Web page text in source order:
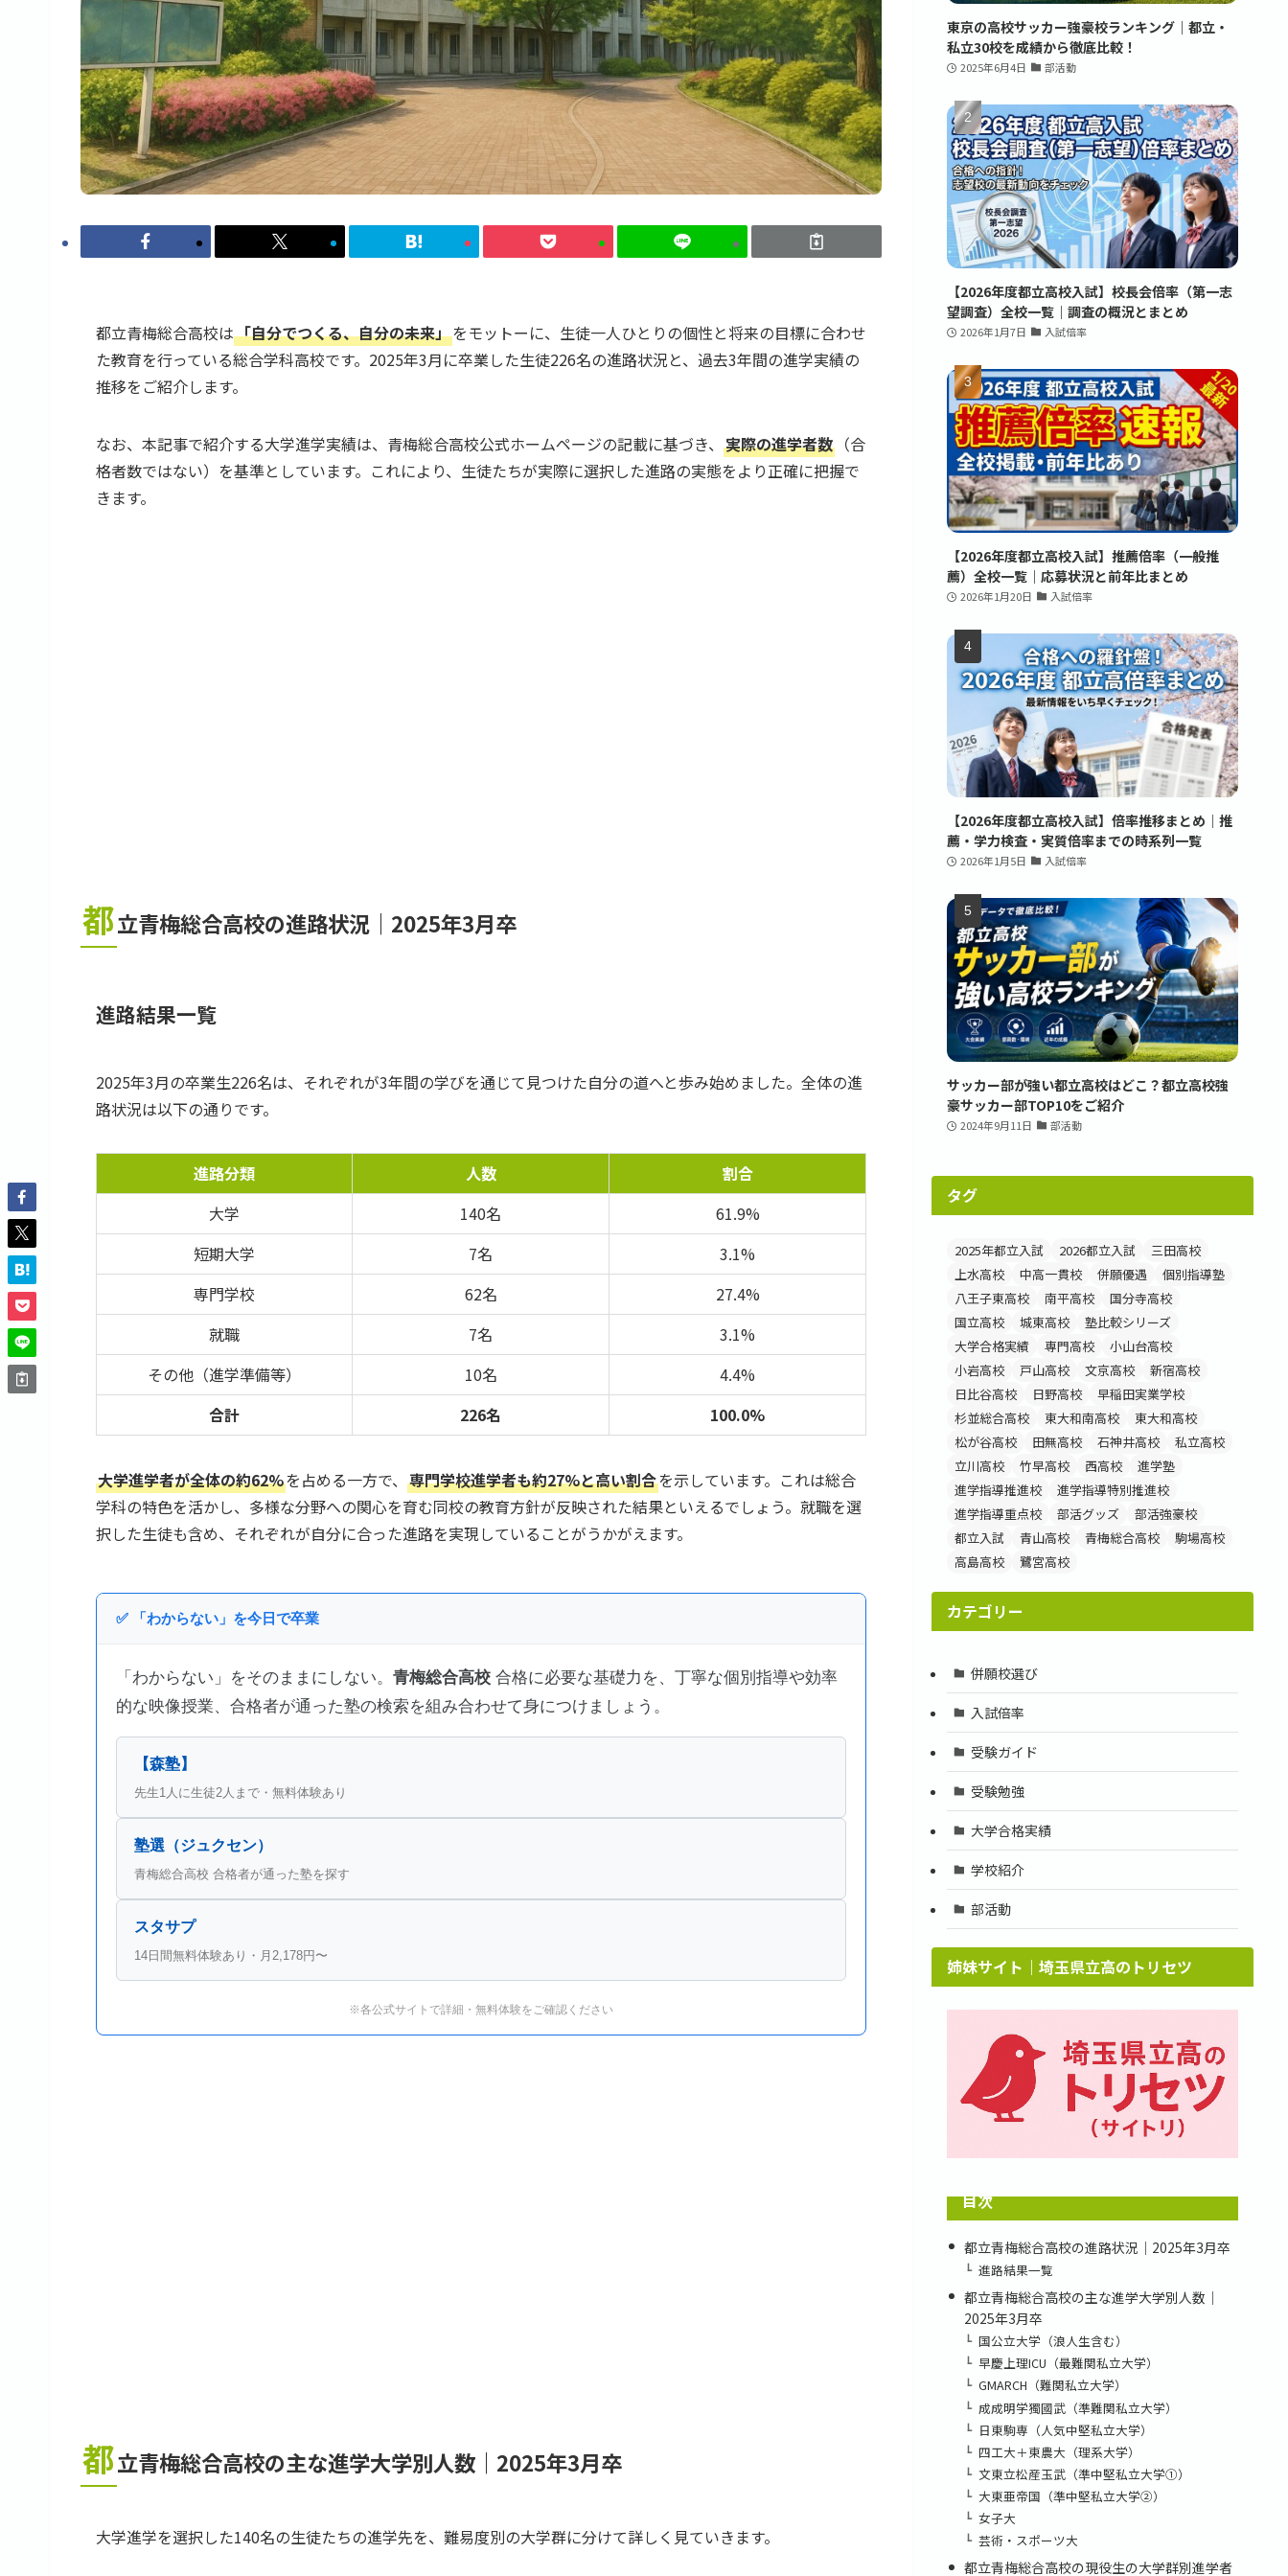
都立青梅総合高校は「自分でつくる、自分の未来」をモットーに、生徒一人ひとりの個性と将来の目標に合わせ
た教育を行っている総合学科高校です。2025年3月に卒業した生徒226名の進路状況と、過去3年間の進学実績の
推移をご紹介します。
なお、本記事で紹介する大学進学実績は、青梅総合高校公式ホームページの記載に基づき、 実際の進学者数 （合
格者数ではない）を基準としています。これにより、生徒たちが実際に選択した進路の実態をより正確に把握で
きます。
都立青梅総合高校の進路状況｜2025年3月卒
進路結果一覧
2025年3月の卒業生226名は、それぞれが3年間の学びを通じて見つけた自分の道へと歩み始めました。全体の進
路状況は以下の通りです。
進路分類 人数
割合
大学
140名
61.9%
短期大学
7名
3.1%
専門学校
62名
27.4%
就職
7名
3.1%
その他（進学準備等）
10名
4.4%
合計
226名 100.0%
大学進学者が全体の約62%を占める一方で、 専門学校進学者も約27%と高い割合を示しています。これは総合
学科の特色を活かし、多様な分野への関心を育む同校の教育方針が反映された結果といえるでしょう。就職を選
択した生徒も含め、それぞれが自分に合った進路を実現していることがうかがえます。
✅ 「わからない」を今日で卒業
「わからない」をそのままにしない。 青梅総合高校 合格に必要な基礎力を、丁寧な個別指導や効率
的な映像授業、合格者が通った塾の検索を組み合わせて身につけましょう。
【森塾】
先生1人に生徒2人まで・無料体験あり
塾選（ジュクセン）
青梅総合高校 合格者が通った塾を探す
スタサプ
14日間無料体験あり・月2,178円〜
※各公式サイトで詳細・無料体験をご確認ください
都立青梅総合高校の主な進学大学別人数｜2025年3月卒
大学進学を選択した140名の生徒たちの進学先を、難易度別の大学群に分けて詳しく見ていきます。
東京の高校サッカー強豪校ランキング｜都立・
私立30校を成績から徹底比較！
2025年6月4日 部活動
【2026年度都立高校入試】校長会倍率（第一志
望調査）全校一覧｜調査の概況とまとめ
2026年1月7日 入試倍率
【2026年度都立高校入試】推薦倍率（一般推
薦）全校一覧｜応募状況と前年比まとめ
2026年1月20日 入試倍率
【2026年度都立高校入試】倍率推移まとめ｜推
薦・学力検査・実質倍率までの時系列一覧
2026年1月5日 入試倍率
サッカー部が強い都立高校はどこ？都立高校強
豪サッカー部TOP10をご紹介
2024年9月11日 部活動
タグ
2025年都立入試 2026都立入試
三田高校
上水高校
中高一貫校 併願優遇
個別指導塾
八王子東高校
南平高校
国分寺高校
国立高校
城東高校
塾比較シリーズ
大学合格実績
専門高校
小山台高校
小岩高校
戸山高校 文京高校
新宿高校
日比谷高校
日野高校
早稲田実業学校
杉並総合高校
東大和南高校
東大和高校
松が谷高校
田無高校 石神井高校
私立高校
立川高校
竹早高校 西高校
進学塾
進学指導推進校
進学指導特別推進校
進学指導重点校
部活グッズ
部活強豪校
都立入試
青山高校 青梅総合高校
駒場高校
高島高校
鷺宮高校
カテゴリー
併願校選び
入試倍率
受験ガイド
受験勉強
大学合格実績
学校紹介
部活動
姉妹サイト｜埼玉県立高のトリセツ
目次
都立青梅総合高校の進路状況｜2025年3月卒
進路結果一覧
都立青梅総合高校の主な進学大学別人数｜
2025年3月卒
国公立大学（浪人生含む）
早慶上理ICU（最難関私立大学）
GMARCH（難関私立大学）
成成明学獨國武（準難関私立大学）
日東駒専（人気中堅私立大学）
四工大＋東農大（理系大学）
文東立松産玉武（準中堅私立大学①）
大東亜帝国（準中堅私立大学②）
女子大
芸術・スポーツ大
都立青梅総合高校の現役生の大学群別進学者